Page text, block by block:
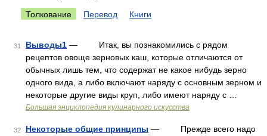
Толкование Перевод Книги
31 Выводы1 — Итак, вы познакомились с рядом
рецептов овоще зерновых каш, которые отличаются от
обычных лишь тем, что содержат не какое нибудь зерно
одного вида, а либо включают наряду с основным зерном и
некоторые другие виды круп, либо имеют наряду с …
Большая энциклопедия кулинарного искусства
32 Некоторые общие принципы — Прежде всего надо